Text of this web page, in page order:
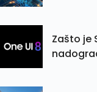
Zašto je